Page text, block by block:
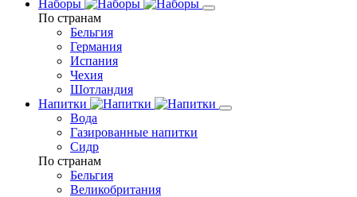
Наборы
По странам
Бельгия
Германия
Испания
Чехия
Шотландия
Напитки
Вода
Газированные напитки
Сидр
По странам
Бельгия
Великобритания